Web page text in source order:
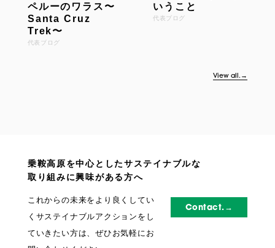
ペルーのワラス〜
Santa Cruz
Trek〜
代表ブログ
いうこと
代表ブログ
View all.→
Contact.→
乗鞍高原を中心としたサステイナブルな
取り組みに興味がある方へ
これからの未来をより良くしてい
くサステイナブルアクションをし
ていきたい方は、ぜひお気軽にお